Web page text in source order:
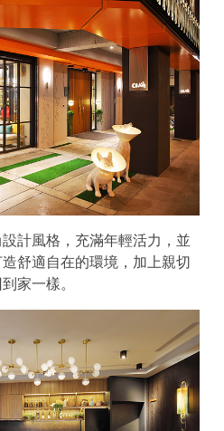
計風格，充滿年輕活力，並
舒適自在的環境，加上親切
家一樣。